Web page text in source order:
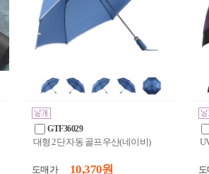
GTF36029
대형 2단 자동 골프우산(네이비)
도매가 10,370 원